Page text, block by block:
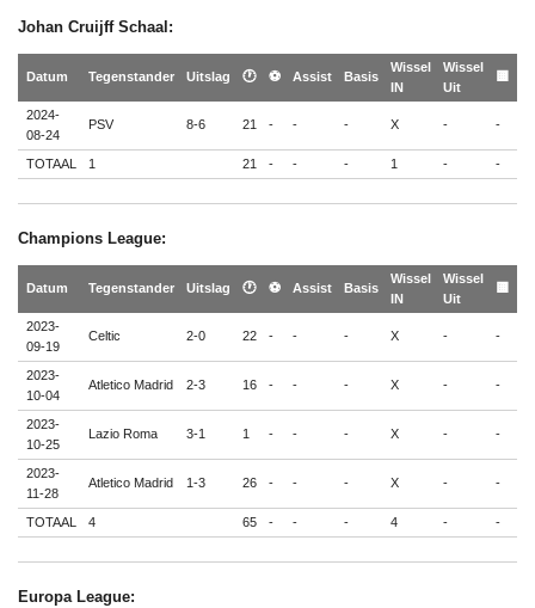
Johan Cruijff Schaal:
Datum Tegenstander Uitslag 🕐 ⚽ Assist Basis
Wissel
IN
Wissel
Uit
🟨
2024-
08-24
PSV 8-6 21 - - - X - -
TOTAAL 1 21 - - - 1 - -
Champions League:
Datum Tegenstander Uitslag 🕐 ⚽ Assist Basis
Wissel
IN
Wissel
Uit
🟨
2023-
09-19
Celtic 2-0 22 - - - X - -
2023-
10-04
Atletico Madrid 2-3 16 - - - X - -
2023-
10-25
Lazio Roma 3-1 1 - - - X - -
2023-
11-28
Atletico Madrid 1-3 26 - - - X - -
TOTAAL 4 65 - - - 4 - -
Europa League: